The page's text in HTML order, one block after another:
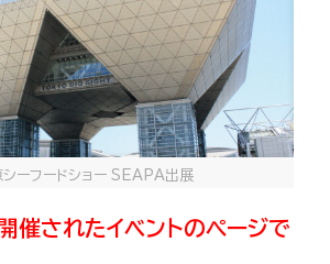
シーフードショー SEAPA出展
されたイベントのページで